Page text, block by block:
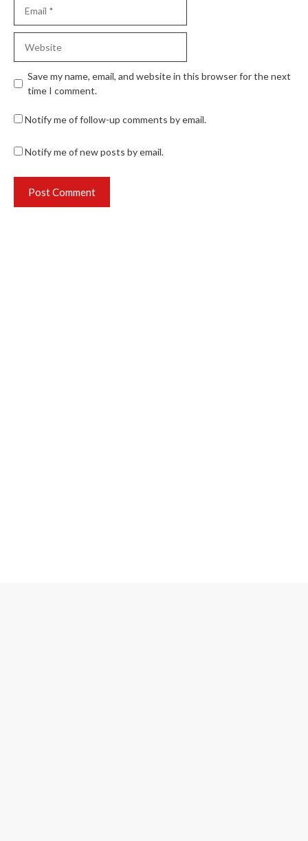
Save my name, email, and website in this browser for the next
time I comment.
Notify me of follow-up comments by email.
Notify me of new posts by email.